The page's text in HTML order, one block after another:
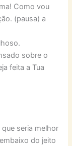
Como vou
(pausa) a
sobre o
feita a Tua
que seria melhor
do jeito